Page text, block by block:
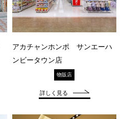
アカチャンホンポ サンエーハ
ンビータウン店
物販店
詳しく見る